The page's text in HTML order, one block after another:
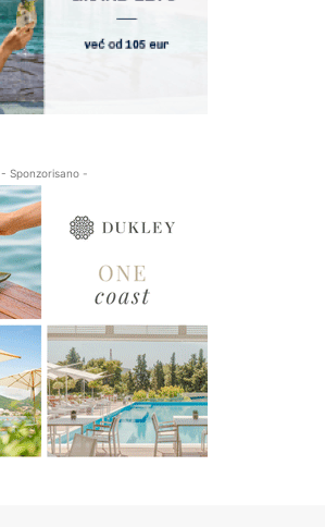
- Sponzorisano -